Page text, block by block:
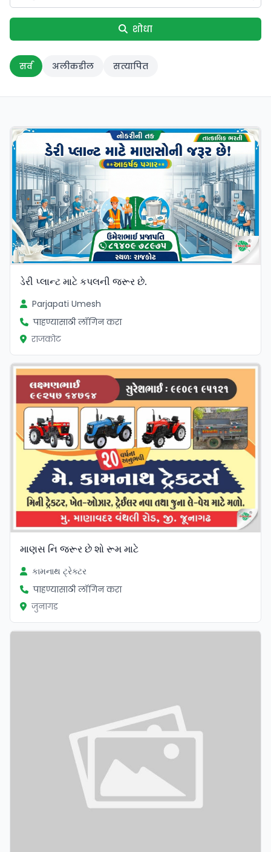
शोधा
सर्व अलीकडील सत्यापित
ડેરી પ્લાન્ટ માટે કપલની જરૂર છે.
Parjapati Umesh
पाहण्यासाठी लॉगिन करा
राजकोट
માણસ નિ જરૂર છે શો રૂમ માટે
કામનાથ ટ્રેક્ટર
पाहण्यासाठी लॉगिन करा
जुनागड